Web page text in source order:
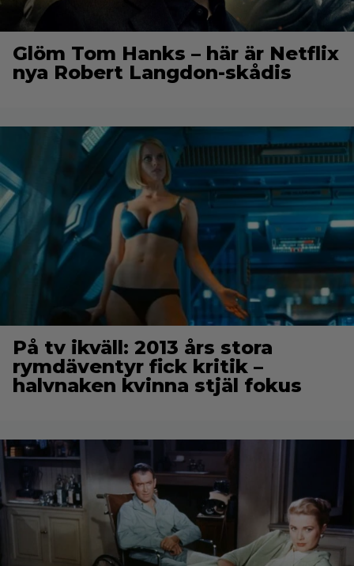
Glöm Tom Hanks – här är Netflix
nya Robert Langdon-skådis
På tv ikväll: 2013 års stora
rymdäventyr fick kritik –
halvnaken kvinna stjäl fokus